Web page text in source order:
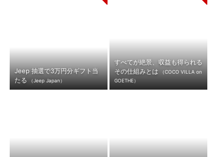
Jeep 抽選で3万円分ギフト当
たる
（Jeep Japan）
すべてが絶景、収益も得られる
その仕組みとは
（COCO VILLA on
GOETHE）